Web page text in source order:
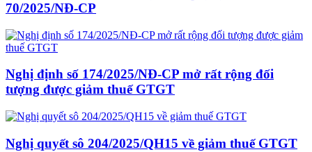
70/2025/NĐ-CP
Nghị định số 174/2025/NĐ-CP mở rất rộng đối
tượng được giảm thuế GTGT
Nghị quyết sô 204/2025/QH15 về giảm thuế GTGT